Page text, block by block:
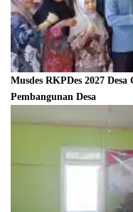
Musdes RKPDes 2027
Pembangunan Desa